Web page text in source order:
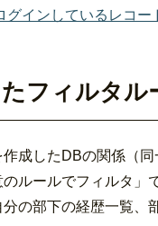
グインしているレコ
フィルタ
成したDBの関係（
ルールでフィルタ」
分の部下の経歴一覧、